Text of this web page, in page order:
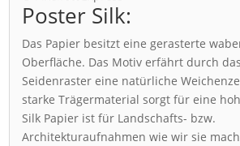
Poster Silk:
Das Papier besitzt eine gerasterte
Oberfläche. Das Motiv erfährt durch
Seidenraster eine natürliche
starke Trägermaterial sorgt für eine
Silk Papier ist für Landschafts- bzw.
Architekturaufnahmen wie wir sie